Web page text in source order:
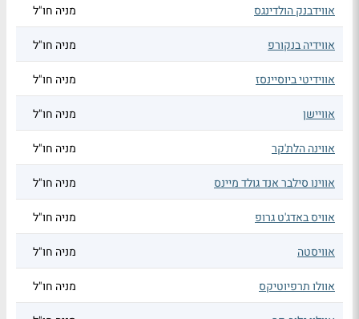
אווידבנק הולדינגס מניה חו"ל
אווידיה בנקורפ מניה חו"ל
אווידיטי ביוסיינסז מניה חו"ל
אוויישן מניה חו"ל
אווינה הלת'קר מניה חו"ל
אווינו סילבר אנד גולד מיינס מניה חו"ל
אוויס באדג'ט גרופ מניה חו"ל
אוויסטה מניה חו"ל
אוולו תרפיוטיקס מניה חו"ל